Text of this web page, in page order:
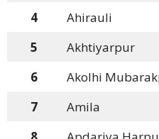
4
Ahirauli
5
Akhtiyarpur
6
Akolhi
7
Amila